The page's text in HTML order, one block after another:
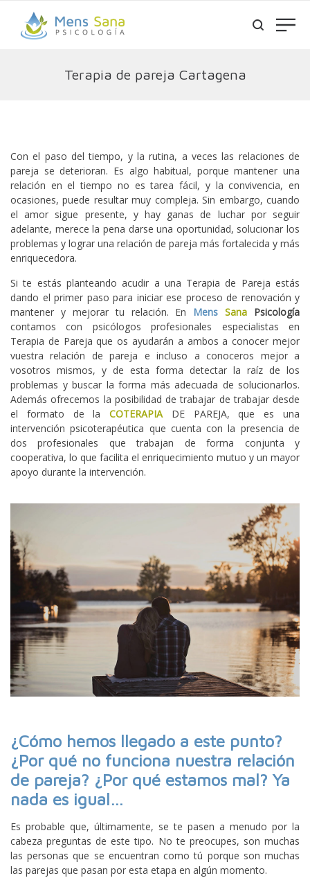
Terapia de pareja Cartagena
Con el paso del tiempo, y la rutina, a veces las relaciones de
pareja se deterioran. Es algo habitual, porque mantener una
relación en el tiempo no es tarea fácil, y la convivencia, en
ocasiones, puede resultar muy compleja. Sin embargo, cuando
el amor sigue presente, y hay ganas de luchar por seguir
adelante, merece la pena darse una oportunidad, solucionar los
problemas y lograr una relación de pareja más fortalecida y más
enriquecedora.
Si te estás planteando acudir a una Terapia de Pareja estás
dando el primer paso para iniciar ese proceso de renovación y
mantener y mejorar tu relación. En Mens Sana Psicología
contamos con psicólogos profesionales especialistas en
Terapia de Pareja que os ayudarán a ambos a conocer mejor
vuestra relación de pareja e incluso a conoceros mejor a
vosotros mismos, y de esta forma detectar la raíz de los
problemas y buscar la forma más adecuada de solucionarlos.
Además ofrecemos la posibilidad de trabajar de trabajar desde
el formato de laCOTERAPIADE PAREJA, que es una
intervención psicoterapéutica que cuenta con la presencia de
dos profesionales que trabajan de forma conjunta y
cooperativa, lo que facilita el enriquecimiento mutuo y un mayor
apoyo durante la intervención.
¿Cómo hemos llegado a este punto?
¿Por qué no funciona nuestra relación
de pareja? ¿Por qué estamos mal? Ya
nada es igual…
Es probable que, últimamente, se te pasen a menudo por la
cabeza preguntas de este tipo. No te preocupes, son muchas
las personas que se encuentran como tú porque son muchas
las parejas que pasan por esta etapa en algún momento.